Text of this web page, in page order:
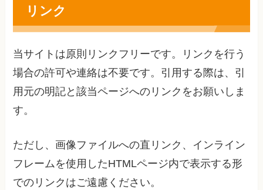
リンク
当サイトは原則リンクフリーです。リンクを行う
場合の許可や連絡は不要です。引用する際は、引
用元の明記と該当ページへのリンクをお願いしま
す。
ただし、画像ファイルへの直リンク、インライン
フレームを使用したHTMLページ内で表示する形
でのリンクはご遠慮ください。